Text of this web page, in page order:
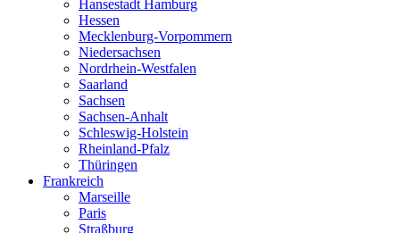
Hansestadt Hamburg
Hessen
Mecklenburg-Vorpommern
Niedersachsen
Nordrhein-Westfalen
Saarland
Sachsen
Sachsen-Anhalt
Schleswig-Holstein
Rheinland-Pfalz
Thüringen
Frankreich
Marseille
Paris
Straßburg